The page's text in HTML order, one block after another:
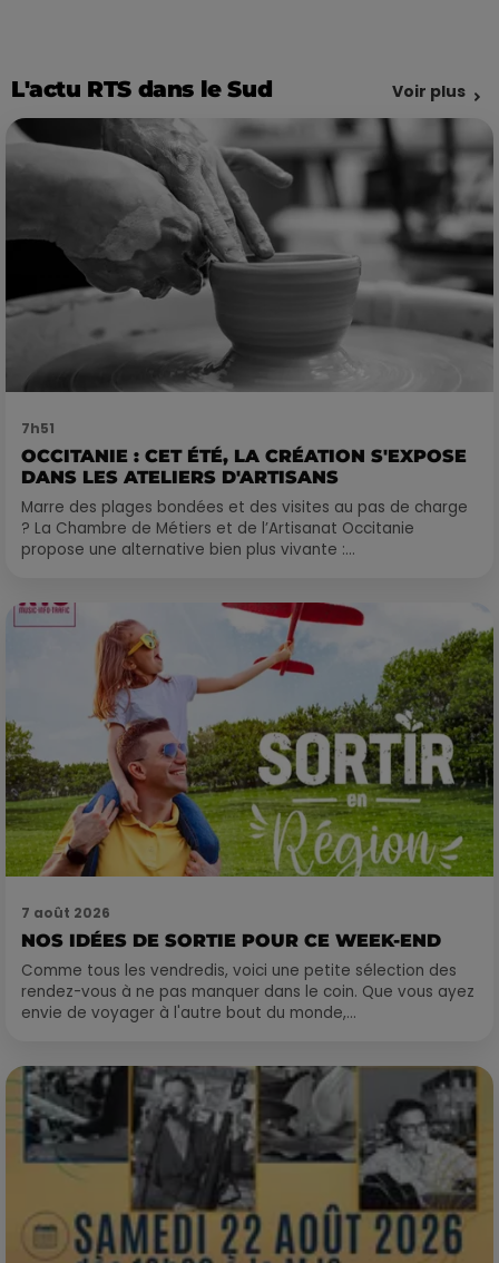
L'actu RTS dans le Sud Voir plus
7h51
OCCITANIE : CET ÉTÉ, LA CRÉATION S'EXPOSE
DANS LES ATELIERS D'ARTISANS
Marre des plages bondées et des visites au pas de charge
? La Chambre de Métiers et de l’Artisanat Occitanie
propose une alternative bien plus vivante :...
7 août 2026
NOS IDÉES DE SORTIE POUR CE WEEK-END
Comme tous les vendredis, voici une petite sélection des
rendez-vous à ne pas manquer dans le coin. Que vous ayez
envie de voyager à l'autre bout du monde,...